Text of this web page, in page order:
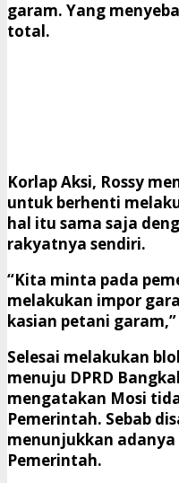
garam. Yang
total.
Korlap Aksi, Rossy
untuk berhenti
hal itu sama saja
rakyatnya sendiri.
“Kita minta pada
melakukan impor
kasian petani
Selesai melakukan
menuju DPRD
mengatakan Mosi
Pemerintah. Sebab
menunjukkan
Pemerintah.